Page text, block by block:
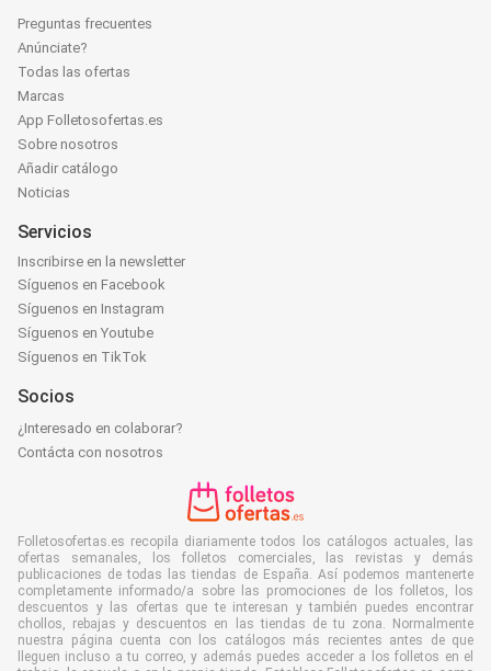
Preguntas frecuentes
Anúnciate?
Todas las ofertas
Marcas
App Folletosofertas.es
Sobre nosotros
Añadir catálogo
Noticias
Servicios
Inscribirse en la newsletter
Síguenos en Facebook
Síguenos en Instagram
Síguenos en Youtube
Síguenos en TikTok
Socios
¿Interesado en colaborar?
Contácta con nosotros
Folletosofertas.es recopila diariamente todos los catálogos actuales, las
ofertas semanales, los folletos comerciales, las revistas y demás
publicaciones de todas las tiendas de España. Así podemos mantenerte
completamente informado/a sobre las promociones de los folletos, los
descuentos y las ofertas que te interesan y también puedes encontrar
chollos, rebajas y descuentos en las tiendas de tu zona. Normalmente
nuestra página cuenta con los catálogos más recientes antes de que
lleguen incluso a tu correo, y además puedes acceder a los folletos en el